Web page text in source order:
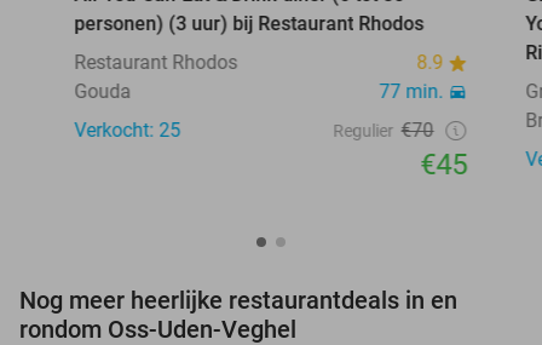
personen) (3 uur) bij Restaurant Rhodos
Restaurant Rhodos
8.9
Gouda
77 min.
Verkocht: 25
Regulier €70
€45
Nog meer heerlijke restaurantdeals in en
rondom Oss-Uden-Veghel